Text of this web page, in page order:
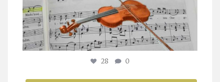
28 0